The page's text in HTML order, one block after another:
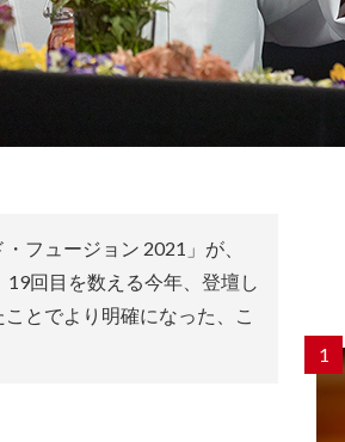
フュージョン 2021」が、
回目を数える今年、登壇し
とでより明確になった、こ
1